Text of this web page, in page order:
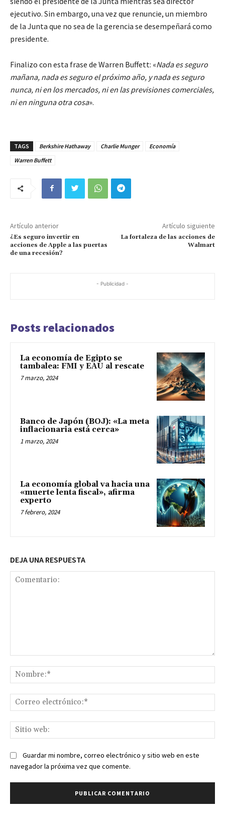
ejecutivo. Sin embargo, una vez que renuncie, un miembro
de la Junta que no sea de la gerencia se desempeñará como
presidente.
Finalizo con esta frase de Warren Buffett: «Nada es seguro
mañana, nada es seguro el próximo año, y nada es seguro
nunca, ni en los mercados, ni en las previsiones comerciales,
ni en ninguna otra cosa».
TAGS Berkshire Hathaway Charlie Munger
Economía
Warren Buffett
Artículo anterior
¿Es seguro invertir en
acciones de Apple a las puertas
de una recesión?
Artículo siguiente
La fortaleza de las acciones de
Walmart
- Publicidad -
Posts relacionados
La economía de Egipto se
tambalea: FMI y EAU al rescate
7 marzo, 2024
Banco de Japón (BOJ): «La meta
inflacionaria está cerca»
1 marzo, 2024
La economía global va hacia una
«muerte lenta fiscal», afirma
experto
7 febrero, 2024
DEJA UNA RESPUESTA
Guardar mi nombre, correo electrónico y sitio web en este
navegador la próxima vez que comente.